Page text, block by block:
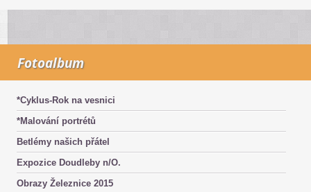
Fotoalbum
*Cyklus-Rok na vesnici
*Malování portrétů
Betlémy našich přátel
Expozice Doudleby n/O.
Obrazy Železnice 2015